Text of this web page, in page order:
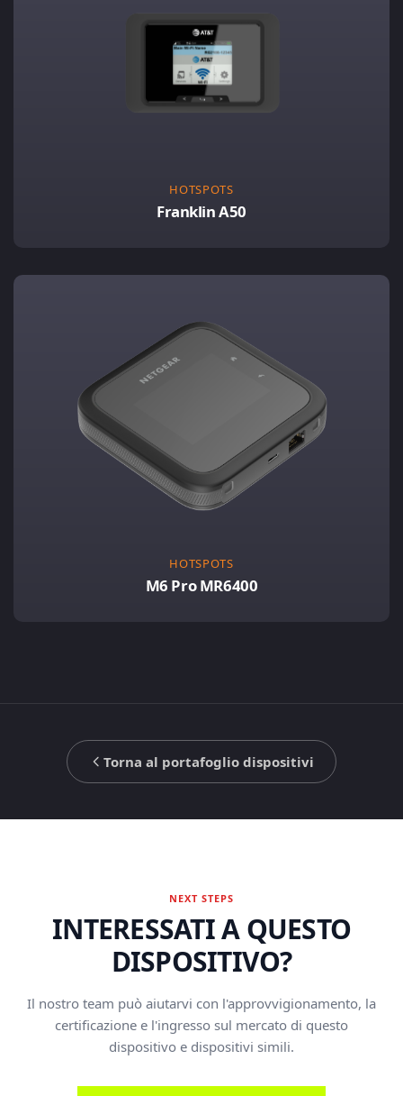
HOTSPOTS
Franklin A50
HOTSPOTS
M6 Pro MR6400
Torna al portafoglio dispositivi
NEXT STEPS
INTERESSATI A QUESTO
DISPOSITIVO?
Il nostro team può aiutarvi con l'approvvigionamento, la
certificazione e l'ingresso sul mercato di questo
dispositivo e dispositivi simili.